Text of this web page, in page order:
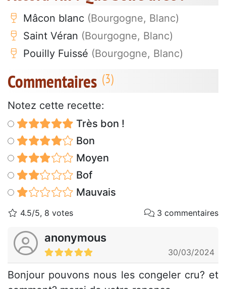
Mâcon blanc (Bourgogne, Blanc)
Saint Véran (Bourgogne, Blanc)
Pouilly Fuissé (Bourgogne, Blanc)
Commentaires
Notez cette recette:
Très bon !
Bon
Moyen
Bof
Mauvais
4.5/5, 8 votes 3 commentaires
anonymous
30/03/2024
Bonjour pouvons nous les congeler cru? et